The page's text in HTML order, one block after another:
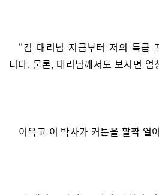
“김 대리님 지금부터 저의 특급
니다. 물론, 대리님께서도 보시면 엄
이윽고 이 박사가 커튼을 활짝 열